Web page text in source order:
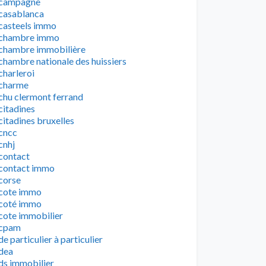
immo
immo
immobilière
nationale des huissiers
clermont ferrand
bruxelles
immo
immo
immo
immobilier
particulier à particulier
immobilier